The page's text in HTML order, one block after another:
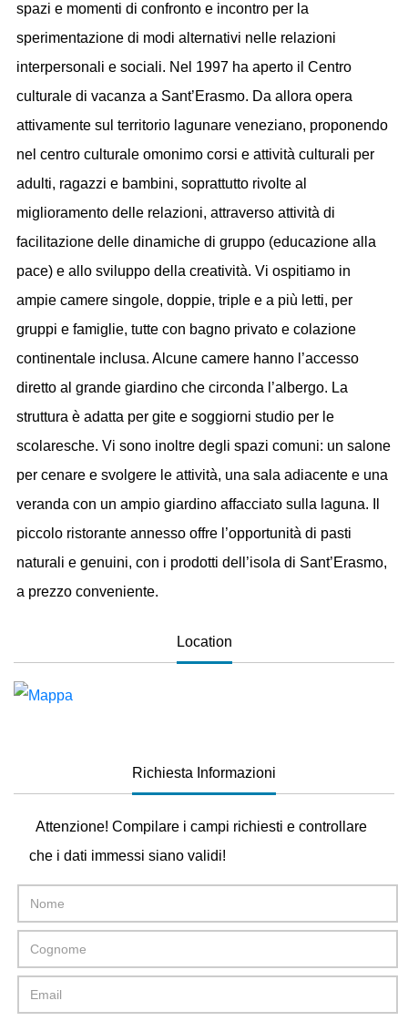
spazi e momenti di confronto e incontro per la
sperimentazione di modi alternativi nelle relazioni
interpersonali e sociali. Nel 1997 ha aperto il Centro
culturale di vacanza a Sant’Erasmo. Da allora opera
attivamente sul territorio lagunare veneziano, proponendo
nel centro culturale omonimo corsi e attività culturali per
adulti, ragazzi e bambini, soprattutto rivolte al
miglioramento delle relazioni, attraverso attività di
facilitazione delle dinamiche di gruppo (educazione alla
pace) e allo sviluppo della creatività. Vi ospitiamo in
ampie camere singole, doppie, triple e a più letti, per
gruppi e famiglie, tutte con bagno privato e colazione
continentale inclusa. Alcune camere hanno l’accesso
diretto al grande giardino che circonda l’albergo. La
struttura è adatta per gite e soggiorni studio per le
scolaresche. Vi sono inoltre degli spazi comuni: un salone
per cenare e svolgere le attività, una sala adiacente e una
veranda con un ampio giardino affacciato sulla laguna. Il
piccolo ristorante annesso offre l’opportunità di pasti
naturali e genuini, con i prodotti dell’isola di Sant’Erasmo,
a prezzo conveniente.
Location
Richiesta Informazioni
Attenzione! Compilare i campi richiesti e controllare
che i dati immessi siano validi!